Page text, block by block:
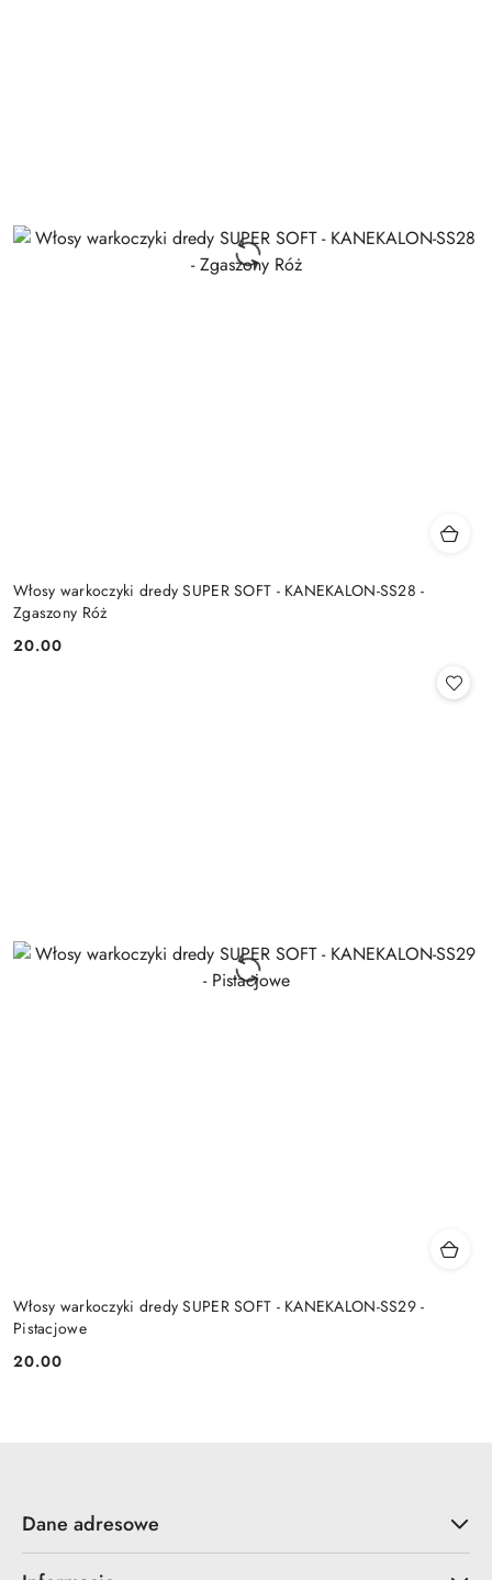
Włosy warkoczyki dredy SUPER SOFT - KANEKALON-SS28 -
Zgaszony Róż
Cena:
20.00
Włosy warkoczyki dredy SUPER SOFT - KANEKALON-SS29 -
Pistacjowe
Cena:
20.00
Dane adresowe